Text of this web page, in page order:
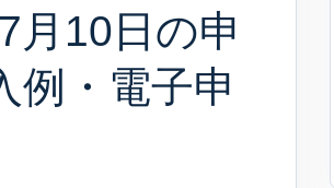
月10日の申
例・電子申